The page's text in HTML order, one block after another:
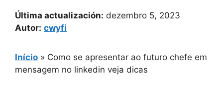
Última actualización: dezembro 5, 2023
Autor: cwyfi
Início » Como se apresentar ao futuro chefe em
mensagem no linkedin veja dicas